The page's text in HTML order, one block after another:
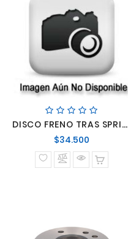
DISCO FRENO TRAS SPRINTER 315-415
$34.500
normal